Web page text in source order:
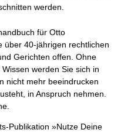
werden.
für Otto
über 40-jährigen rechtlichen
Gerichten offen. Ohne
werden Sie sich in
nicht mehr beeindrucken
in Anspruch nehmen.
Publikation »Nutze Deine